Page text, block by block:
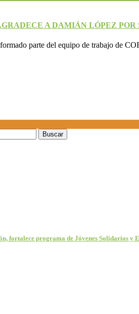
A DAMIÁN LÓPEZ
parte del equipo de trabajo de
fortalece programa de Jóvenes Solidarios y